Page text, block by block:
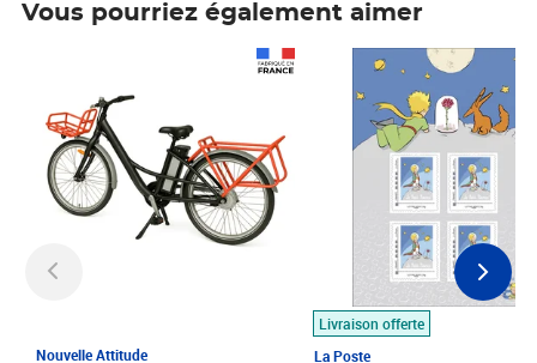
Vous pourriez également aimer
Nouvelle Attitude
Livraison offerte
La Poste
Prix 7,50€